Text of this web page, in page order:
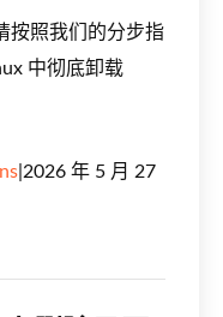
按照我们的分步指
中彻底卸载
2026 年 5 月 27